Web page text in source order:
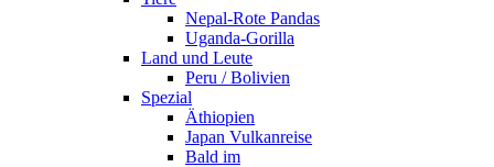
Nepal-Rote Pandas
Uganda-Gorilla
Land und Leute
Peru / Bolivien
Spezial
Äthiopien
Japan Vulkanreise
Bald im